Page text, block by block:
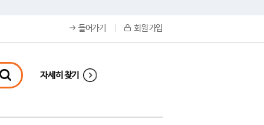
들어가기 회원 가입
자세히 찾기